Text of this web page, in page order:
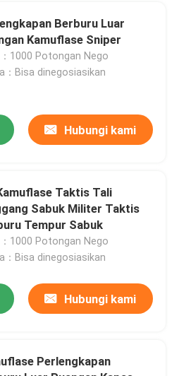
Berburu Luar
Kamuflase Sniper
：1000 Potongan Nego
：Bisa dinegosiasikan
Hubungi kami
Taktis Tali
Sabuk Militer Taktis
Tempur Sabuk
：1000 Potongan Nego
：Bisa dinegosiasikan
Hubungi kami
Perlengkapan